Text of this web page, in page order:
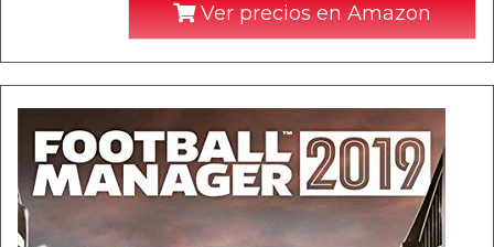
Ver precios en Amazon